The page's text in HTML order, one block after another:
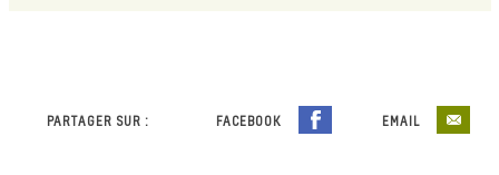
PARTAGER SUR : FACEBOOK EMAIL